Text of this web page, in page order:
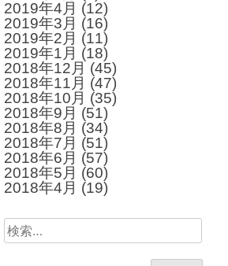
2019年4月 (12)
2019年3月 (16)
2019年2月 (11)
2019年1月 (18)
2018年12月 (45)
2018年11月 (47)
2018年10月 (35)
2018年9月 (51)
2018年8月 (34)
2018年7月 (51)
2018年6月 (57)
2018年5月 (60)
2018年4月 (19)
検
索: